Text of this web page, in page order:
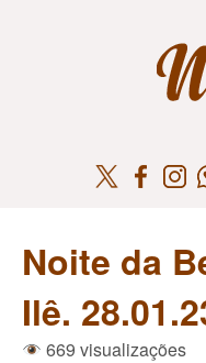
Noite da
Ilê.
669 visualizações